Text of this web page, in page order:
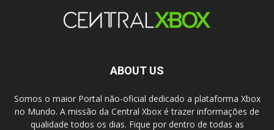
ABOUT US
Somos o maior Portal não-oficial dedicado a plataforma Xbox
no Mundo. A missão da Central Xbox é trazer informações de
qualidade todos os dias. Fique por dentro de todas as